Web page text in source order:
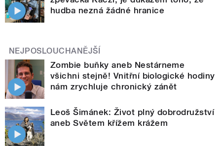
hudba nezná žádné hranice
NEJPOSLOUCHANĚJŠÍ
Zombie buňky aneb Nestárneme
všichni stejně! Vnitřní biologické hodiny
nám zrychluje chronický zánět
Leoš Šimánek: Život plný dobrodružství
aneb Světem křížem krážem